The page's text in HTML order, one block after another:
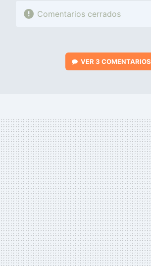
Comentarios cerrados
VER 3 COMENTARIOS